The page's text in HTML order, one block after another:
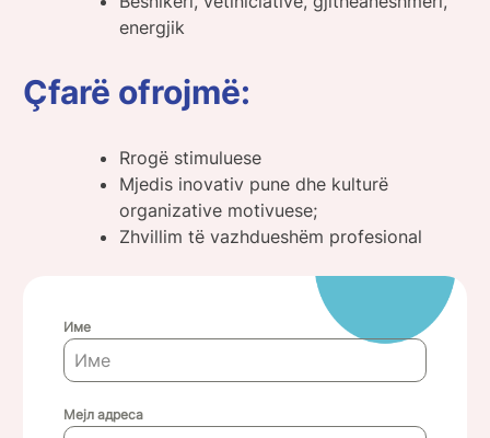
energjik
Çfarë ofrojmë:
Rrogë stimuluese
Mjedis inovativ pune dhe kulturë
organizative motivuese;
Zhvillim të vazhdueshëm profesional
Име
Мејл адреса